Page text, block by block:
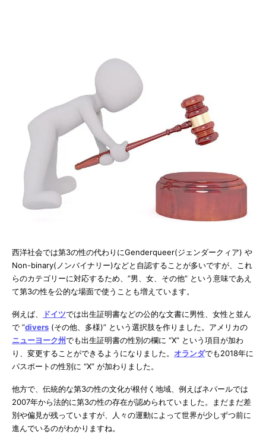
西洋社会では第3の性の代わりにGenderqueer(ジェンダークィア) や
Non-binary(ノンバイナリー)などと自認することが多いですが、これ
らのカテゴリーに対応するため、”男、女、その他” という意味であえ
て第3の性を公的な場面で使うことも増えています。
例えば、 ドイツでは出生証明書などの公的な文書に男性、女性と並ん
で ”divers (その他、多様)” という選択肢を作りました。アメリカの
ニューヨーク州でも出生証明書の性別の欄に “X” という項目が加わ
り、変更することができるようになりました。 オランダでも2018年に
パスポートの性別に “X” が加わりました。
他方で、伝統的な第3の性の文化が根付く地域、例えばネパールでは
2007年から法的に第3の性の存在が認められていました。まだまだ差
別や偏見が残っていますが、人々の運動によって世界が少しずつ前に
進んでいるのがわかりますね。